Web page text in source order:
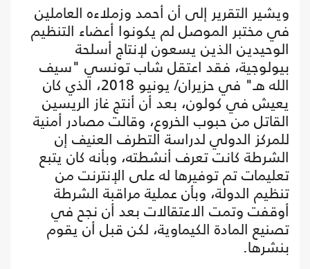
ويشير التقرير إلى أن أحمد وزملاءه العاملين
في مختبر الموصل لم يكونوا أعضاء التنظيم
الوحيدين الذين يسعون لإنتاج أسلحة
بيولوجية، فقد اعتقل شاب تونسي "سيف
الله هـ" في حزيران/ يونيو 2018، الذي كان
يعيش في كولون، بعد أن أنتج غاز الريسين
القاتل من حبوب الخروع، وقالت مصادر أمنية
للمركز الدولي لدراسة التطرف العنيف إن
الشرطة كانت تعرف أنشطته، وبأنه كان يتبع
تعليمات تم توفيرها له على الإنترنت من
تنظيم الدولة، وبأن عملية مراقبة الشرطة
أوقفت وتمت الاعتقالات بعد أن نجح في
تصنيع المادة الكيماوية، لكن قبل أن يقوم
بنشرها.